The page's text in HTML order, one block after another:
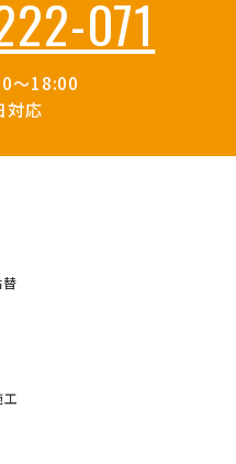
071
～18:00
対応